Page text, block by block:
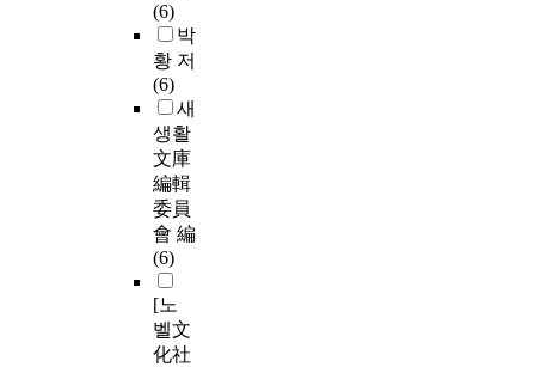
(6)
박
황 저
(6)
새
생활
文庫
編輯
委員
會 編
(6)
[노
벨文
化社